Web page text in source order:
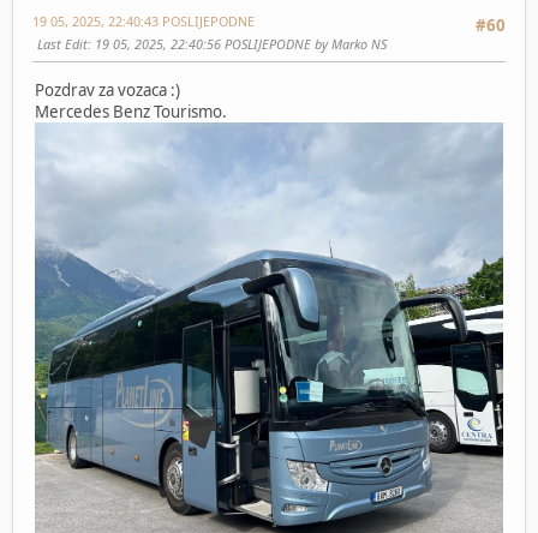
#60
19 05, 2025, 22:40:43 POSLIJEPODNE
Last Edit: 19 05, 2025, 22:40:56 POSLIJEPODNE by Marko NS
Pozdrav za vozaca :)
Mercedes Benz Tourismo.